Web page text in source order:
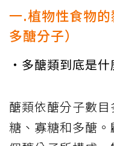
一.植物性食物
多醣分子）
・多醣類到底是什
醣類依醣分子數
糖、寡糖和多醣